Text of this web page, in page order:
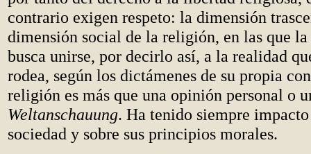
contrario exigen respeto: la dimensión
dimensión social de la religión, en las que la
busca unirse, por decirlo así, a la realidad
rodea, según los dictámenes de su propia
religión es más que una opinión personal o
Weltanschauung. Ha tenido siempre
sociedad y sobre sus principios morales.